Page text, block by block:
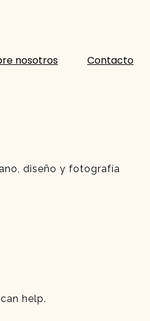
nosotros Contacto
diseño y fotografía
help.